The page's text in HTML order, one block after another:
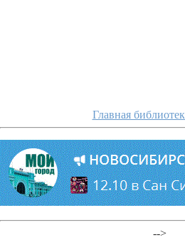
Главная
-->